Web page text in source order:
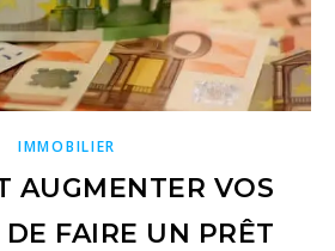
IMMOBILIER
AUGMENTER VOS
FAIRE UN PRÊT